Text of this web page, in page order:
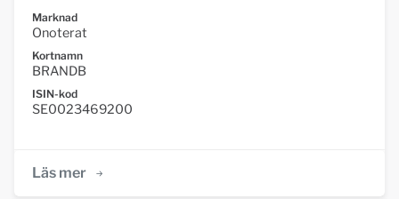
Marknad
Onoterat
Kortnamn
BRANDB
ISIN-kod
SE0023469200
Läs mer